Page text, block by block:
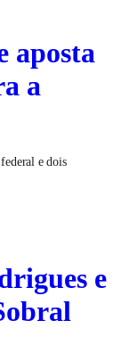
aposta
a
e dois
e